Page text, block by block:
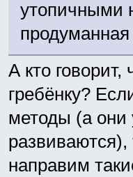
утопичными
продуманная
А кто говорит,
гребёнку?
методы (а они
направим